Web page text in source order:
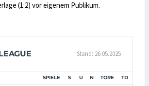
(1:2) vor eigenem Publikum.
Stand: 26.05.2025
SPIELE S U N TORE TD